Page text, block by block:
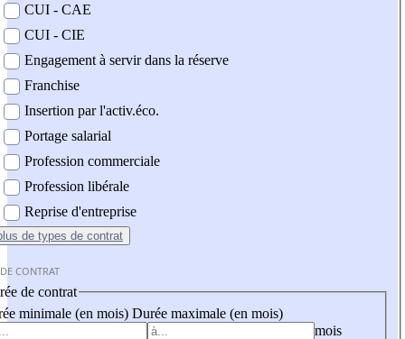
CUI - CAE
CUI - CIE
Engagement à servir dans la réserve
Franchise
Insertion par l'activ.éco.
Portage salarial
Profession commerciale
Profession libérale
Reprise d'entreprise
de types de contrat
CONTRAT
de contrat
minimale (en mois) Durée maximale (en mois)
mois